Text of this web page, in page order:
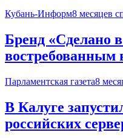
Кубань-Информ8 месяцев
Бренд «Сделано
востребованным
Парламентская газета8
В Калуге
российских